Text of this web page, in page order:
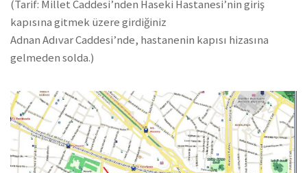
(Tarif: Millet Caddesi’nden Haseki Hastanesi’nin giriş
kapısına gitmek üzere girdiğiniz
Adnan Adıvar Caddesi’nde, hastanenin kapısı hizasına
gelmeden solda.)